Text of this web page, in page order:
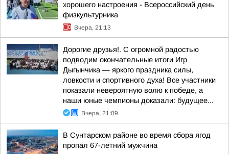
хорошего настроения - Всероссийский день
физкультурника
Вчера, 21:13
Дорогие друзья!. С огромной радостью
подводим окончательные итоги Игр
Дыгынчика — яркого праздника силы,
ловкости и спортивного духа! Все участники
показали невероятную волю к победе, а
наши юные чемпионы доказали: будущее...
Вчера, 21:09
В Сунтарском районе во время сбора ягод
пропал 67-летний мужчина